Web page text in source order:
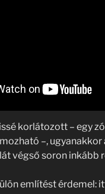
korlátozott – egy
–, ugyanakkor
végső soron inkább
említést érdemel: